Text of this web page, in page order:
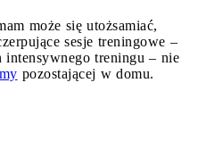
może się utożsamiać,
sesje treningowe –
intensywnego treningu – nie
pozostającej w domu.